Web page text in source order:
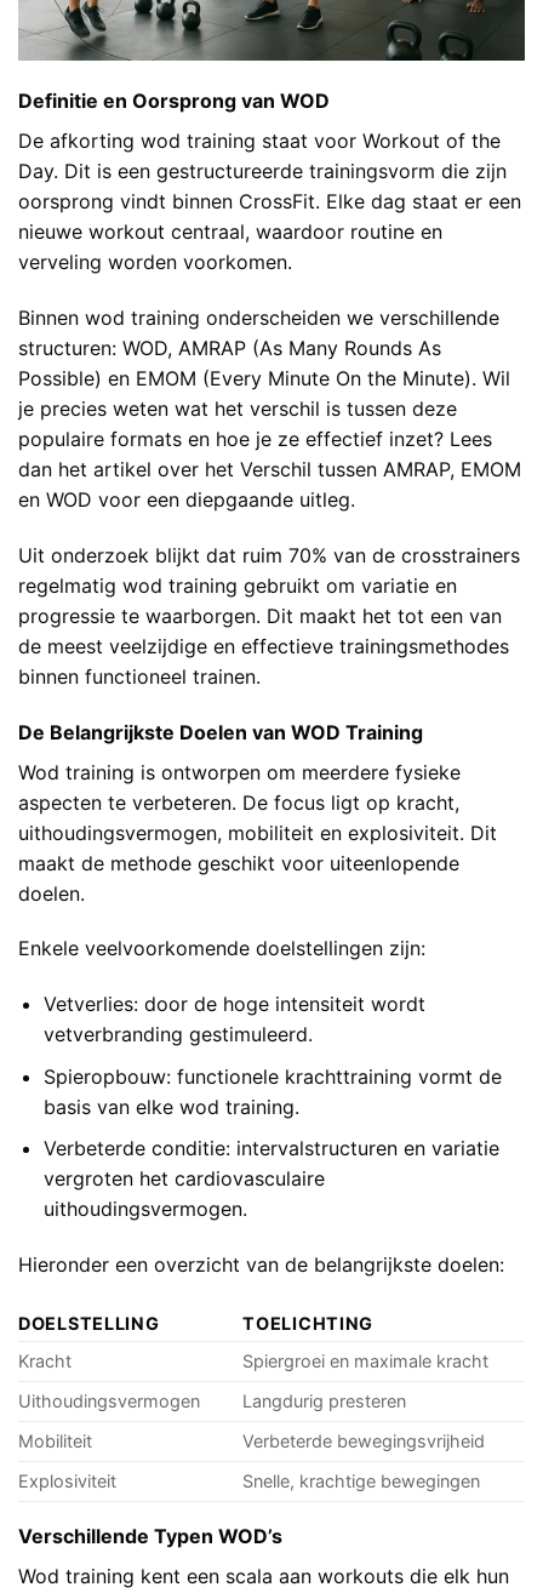
Definitie en Oorsprong van WOD
De afkorting wod training staat voor Workout of the
Day. Dit is een gestructureerde trainingsvorm die zijn
oorsprong vindt binnen CrossFit. Elke dag staat er een
nieuwe workout centraal, waardoor routine en
verveling worden voorkomen.
Binnen wod training onderscheiden we verschillende
structuren: WOD, AMRAP (As Many Rounds As
Possible) en EMOM (Every Minute On the Minute). Wil
je precies weten wat het verschil is tussen deze
populaire formats en hoe je ze effectief inzet? Lees
dan het artikel over het Verschil tussen AMRAP, EMOM
en WOD voor een diepgaande uitleg.
Uit onderzoek blijkt dat ruim 70% van de crosstrainers
regelmatig wod training gebruikt om variatie en
progressie te waarborgen. Dit maakt het tot een van
de meest veelzijdige en effectieve trainingsmethodes
binnen functioneel trainen.
De Belangrijkste Doelen van WOD Training
Wod training is ontworpen om meerdere fysieke
aspecten te verbeteren. De focus ligt op kracht,
uithoudingsvermogen, mobiliteit en explosiviteit. Dit
maakt de methode geschikt voor uiteenlopende
doelen.
Enkele veelvoorkomende doelstellingen zijn:
Vetverlies: door de hoge intensiteit wordt
vetverbranding gestimuleerd.
Spieropbouw: functionele krachttraining vormt de
basis van elke wod training.
Verbeterde conditie: intervalstructuren en variatie
vergroten het cardiovasculaire
uithoudingsvermogen.
Hieronder een overzicht van de belangrijkste doelen:
DOELSTELLING
TOELICHTING
Kracht
Spiergroei en maximale kracht
Uithoudingsvermogen
Langdurig presteren
Mobiliteit
Verbeterde bewegingsvrijheid
Explosiviteit
Snelle, krachtige bewegingen
Verschillende Typen WOD’s
Wod training kent een scala aan workouts die elk hun